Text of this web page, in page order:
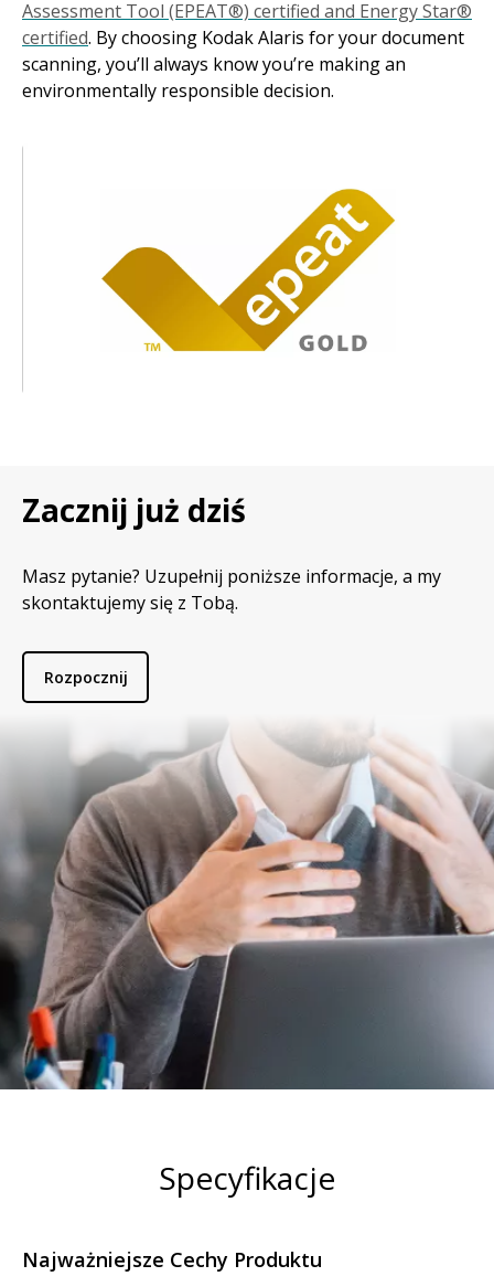
Assessment Tool (EPEAT®) certified and Energy Star®
certified. By choosing Kodak Alaris for your document
scanning, you’ll always know you’re making an
environmentally responsible decision.
Zacznij już dziś
Masz pytanie? Uzupełnij poniższe informacje, a my
skontaktujemy się z Tobą.
Rozpocznij
Specyfikacje
Najważniejsze Cechy Produktu